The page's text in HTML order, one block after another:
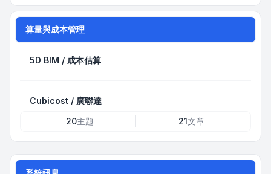
算量與成本管理
5D BIM / 成本估算
Cubicost / 廣聯達
20主題 21文章